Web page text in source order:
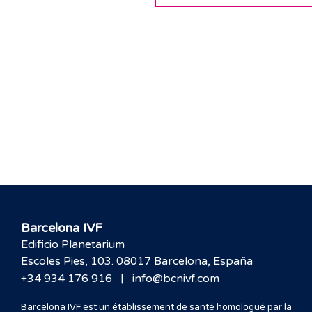
Barcelona IVF
Edificio Planetarium
Escoles Pies, 103. 08017 Barcelona, España
+34 934 176 916
| info@bcnivf.com
Barcelona IVF est un établissement de santé homologué par la